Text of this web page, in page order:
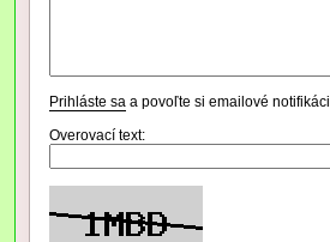
Prihláste sa a povoľte si emailové
Overovací text: